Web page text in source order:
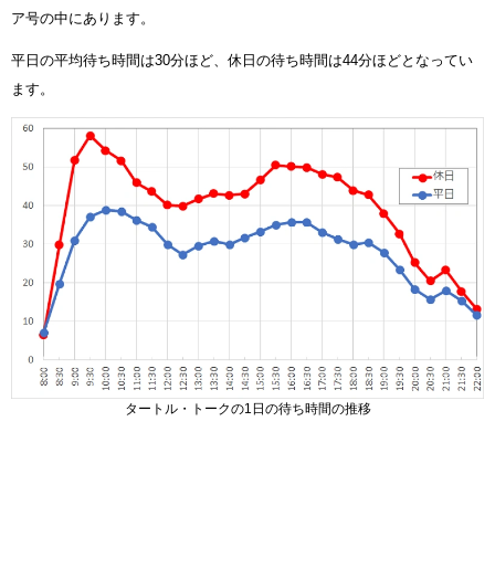
ア号の中にあります。
平日の平均待ち時間は30分ほど、休日の待ち時間は44分ほどとなってい
ます。
タートル・トークの1日の待ち時間の推移